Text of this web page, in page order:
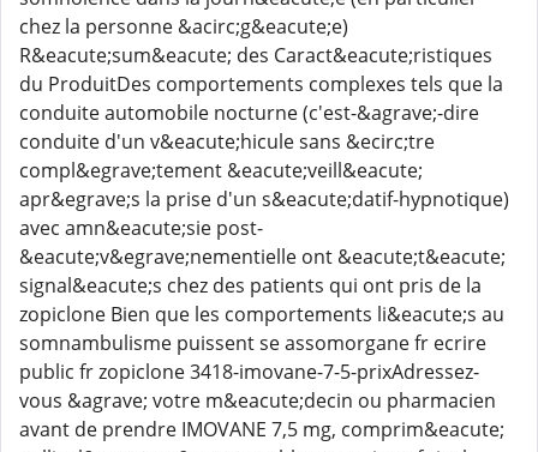
chez la personne &acirc;g&eacute;e)
R&eacute;sum&eacute; des Caract&eacute;ristiques
du ProduitDes comportements complexes tels que la
conduite automobile nocturne (c'est-&agrave;-dire
conduite d'un v&eacute;hicule sans &ecirc;tre
compl&egrave;tement &eacute;veill&eacute;
apr&egrave;s la prise d'un s&eacute;datif-hypnotique)
avec amn&eacute;sie post-
&eacute;v&egrave;nementielle ont &eacute;t&eacute;
signal&eacute;s chez des patients qui ont pris de la
zopiclone Bien que les comportements li&eacute;s au
somnambulisme puissent se assomorgane fr ecrire
public fr zopiclone 3418-imovane-7-5-prixAdressez-
vous &agrave; votre m&eacute;decin ou pharmacien
avant de prendre IMOVANE 7,5 mg, comprim&eacute;